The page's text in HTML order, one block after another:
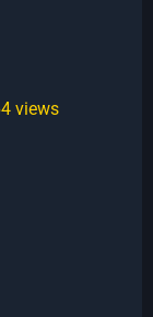
views